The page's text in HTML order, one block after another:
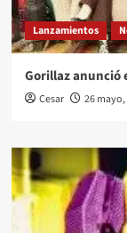
Lanzamientos
Gorillaz anunció
Cesar 26 mayo,